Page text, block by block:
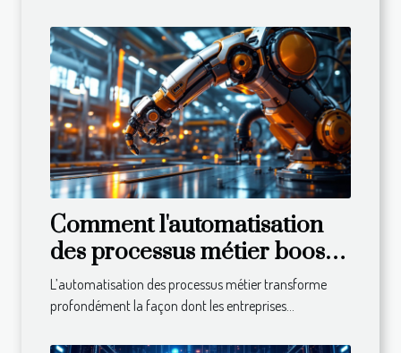
Comment l'automatisation
des processus métier booste-
t-elle l'efficacité ?
L’automatisation des processus métier transforme
profondément la façon dont les entreprises...